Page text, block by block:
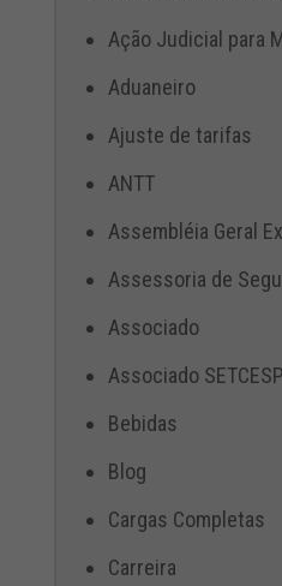
Ação Judicial para
Aduaneiro
Ajuste de tarifas
ANTT
Assembléia Geral
Assessoria de
Associado
Associado SETCESP
Bebidas
Blog
Cargas Completas
Carreira